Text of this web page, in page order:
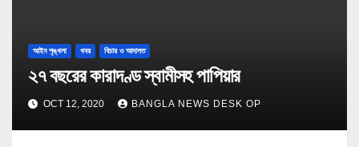
আইন শৃঙ্খলা খবর বিচার ও আদালত
২৭ বছরের কারাদণ্ড স্বামীসহ পাপিয়ার
OCT 12, 2020 BANGLA NEWS DESK OP